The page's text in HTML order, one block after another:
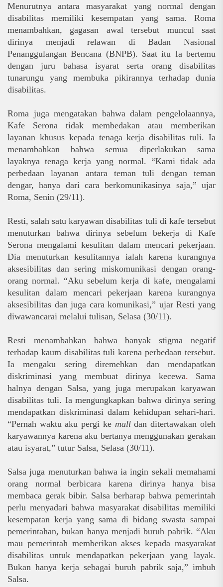
Menurutnyaantara masyarakat yang normal dengan
disabilitas memiliki kesempatan yang sama. Roma
menambahkan, gagasan awal tersebut muncul saat
dirinya menjadi relawan di Badan Nasional
Penanggulangan Bencana (BNPB). Saat itu Ia bertemu
dengan juru bahasa isyarat serta orang disabilitas
tunarungu yang membuka pikirannya terhadap dunia
disabilitas.
Roma juga mengatakan bahwa dalam pengelolaannya,
Kafe Serona tidak membedakan atau memberikan
layanan khusus kepada tenaga kerja disabilitas tuli. Ia
menambahkan bahwa semua diperlakukan sama
layaknya tenaga kerja yang normal. “Kami tidak ada
perbedaan layanan antara teman tuli dengan teman
dengar, hanya dari cara berkomunikasinya saja,” ujar
Roma, Senin (29/11).
Resti, salah satu karyawan disabilitas tuli di kafe tersebut
menuturkan bahwa dirinya sebelum bekerja di Kafe
Serona mengalami kesulitan dalam mencari pekerjaan.
Dia menuturkan kesulitannya ialah karena kurangnya
aksesibilitas dan sering miskomunikasi dengan orang-
orang normal. “Aku sebelum kerja di kafe, mengalami
kesulitan dalam mencari pekerjaan karena kurangnya
aksesibilitas dan juga cara komunikasi,” ujar Resti yang
diwawancarai melalui tulisan, Selasa (30/11).
Resti menambahkan bahwa banyak stigma negatif
terhadap kaum disabilitas tuli karena perbedaan tersebut.
Ia mengaku sering diremehkan dan mendapatkan
diskriminasi yang membuat dirinya kecewa.
Sama
halnya dengan Salsa, yang juga merupakan karyawan
disabilitas tuli. Ia mengungkapkan bahwa dirinya sering
mendapatkan diskriminasi dalam kehidupan sehari-hari.
“Pernah waktu aku pergi ke malldan ditertawakan oleh
karyawannya karena aku bertanya menggunakan gerakan
atau isyarat,” tutur Salsa, Selasa (30/11).
Salsa juga menuturkan bahwa ia ingin sekali memahami
orang normal berbicara karena dirinya hanya bisa
membaca gerak bibir. Salsa berharap bahwa pemerintah
perlu menyadari bahwa masyarakat disabilitas memiliki
kesempatan kerja yang sama di bidang swasta sampai
pemerintahan, bukan hanya menjadi buruh pabrik. “Aku
mau pemerintah memberikan akses kepada masyarakat
disabilitas untuk mendapatkan pekerjaan yang layak.
Bukan hanya kerja sebagai buruh pabrik saja,” imbuh
Salsa.